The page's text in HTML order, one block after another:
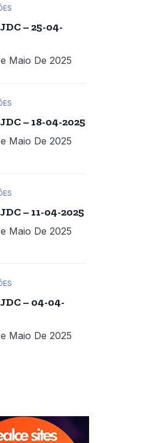
– 25-04-
Maio De 2025
– 18-04-2025
Maio De 2025
– 11-04-2025
Maio De 2025
– 04-04-
Maio De 2025